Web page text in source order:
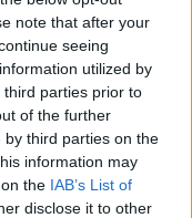
note that after your
seeing
utilized by
parties prior to
of the further
third parties on the
information may
the IAB’s List of
disclose it to other
3,60 μ.
4 μ.
3’